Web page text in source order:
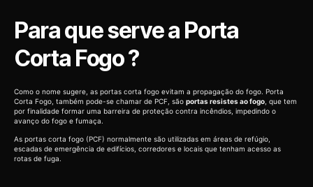
Para que serve a Porta
Corta Fogo ?
Como o nome sugere, as portas corta fogo evitam a propagação do fogo. Porta
Corta Fogo, também pode-se chamar de PCF, são portas resistes ao fogo , que tem
por finalidade formar uma barreira de proteção contra incêndios, impedindo o
avanço do fogo e fumaça.
As portas corta fogo (PCF) normalmente são utilizadas em áreas de refúgio,
escadas de emergência de edifícios, corredores e locais que tenham acesso as
rotas de fuga.